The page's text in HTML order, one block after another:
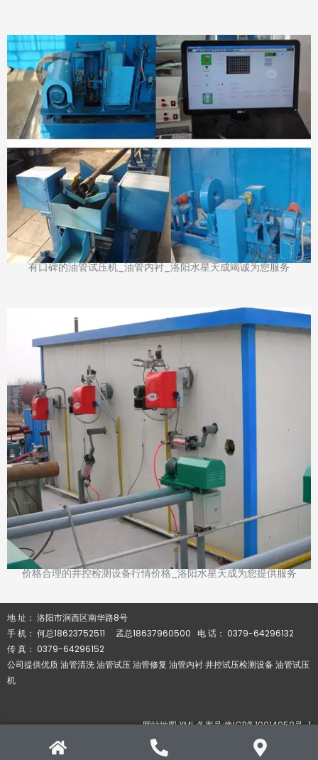
有口碑的油管试压机_油管内衬_洛阳水星天成竭诚为您服务
价格合理的井控检测设备行情价格_洛阳水星天成为您提供服务
地 址： 洛阳市涧西区南华路8号
手 机： 何总18623752511 孟总18637960500 电 话： 0379-64296132
传 真： 0379-64296152
公司提供优质 油管清洗 油管试压 油管修复 油管内衬 井控试压检测设备 油管试压
机
网站地图 XML 备案号:豫ICP备19014958号-1
本站关键字: 油管试压 油管清洗 井控检测设备 油管清洗线 油管清洗作业机器人
油管防腐 自动化可视化工厂 油管智能化清洗 油管超高压清洗 油管移动清洗线